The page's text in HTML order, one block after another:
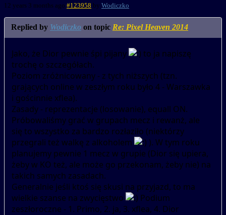
12 years 3 months ago #123958 by Wodiczko
Replied by Wodiczko on topic Re: Pixel Heaven 2014
Jako, że Dior pewnie śpi pijany
to ja napiszę
trochę o szczegółach.
Poziom zróżnicowany - z tych niższych (tzn.
grających online w zeszłym roku było 4 - Warszawka
i gościnnie xflea).
Zasady - reprezentacje (losowanie), equall ON.
Próbowaliśmy grać w grupach mecz i rewanż, ale
się to wszystko za bardzo rozłaziło (niektórzy
przegrali też walkę z alkoholem
). W tym roku
planujemy pewnie 1 mecz w grupie (Dior się upiera,
żeby w KO też, ale może go przekonam, żeby nie) na
takich samych zasadach.
Generalnie jeśli ktoś się skusi na przyjazd, to ma
wielkie szanse na zwycięstwo
Podium
zeszłoroczne - 1. Primo, 2. ja, 3. xflea, 4. Dior